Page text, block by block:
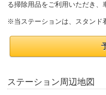
る掃除用品をご利用いただき、
※当ステーションは、スタンド
ステーション周辺地図